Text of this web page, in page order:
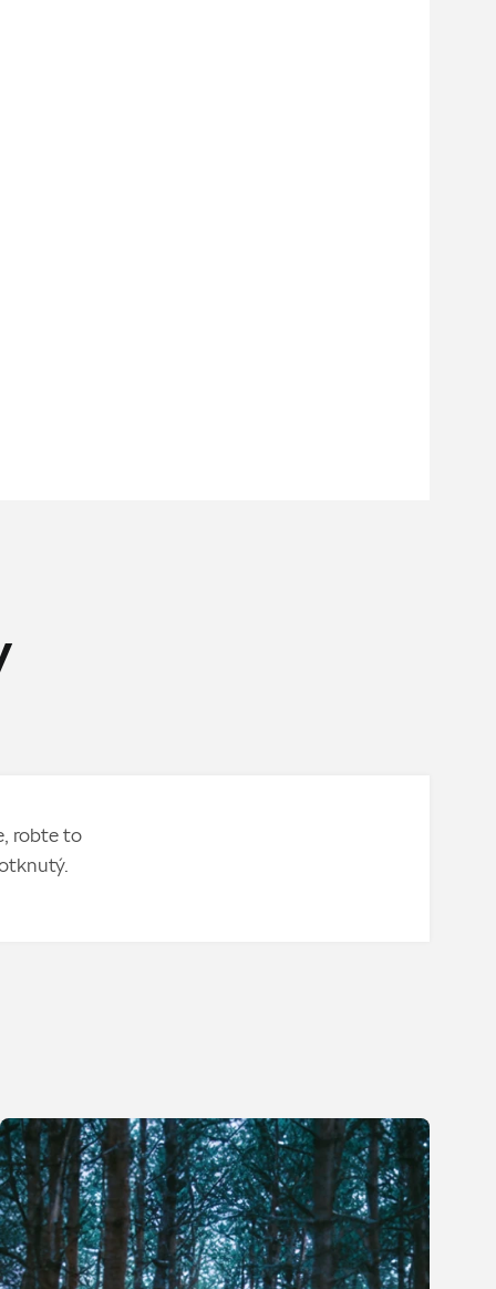
robte to